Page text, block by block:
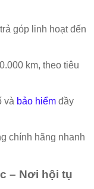
góp linh hoạt đến
km, theo tiêu
và bảo hiểm đầy
chính hãng nhanh
– Nơi hội tụ